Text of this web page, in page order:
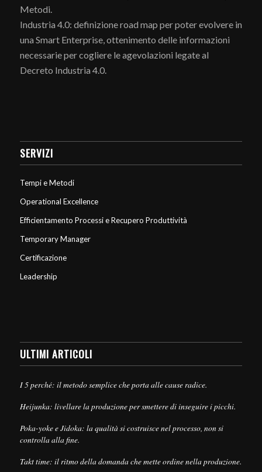
Metodi.
Industria 4.0: definizione road map per poter evolvere in
una Smart Enterprise, ottenimento delle informazioni
necessarie per cogliere le agevolazioni legate al
Decreto Industria 4.0.
SERVIZI
Tempi e Metodi
Operational Excellence
Efficientamento Processi e Recupero Produttività
Temporary Manager
Certificazione
Leadership
ULTIMI ARTICOLI
I 5 perché: il metodo semplice che porta alle cause radice.
Heijunka: livellare la produzione per smettere di inseguire i picchi.
Poka-yoke e Jidoka: la qualità si costruisce nel processo, non si
controlla alla fine.
Takt time: il ritmo della domanda che mette ordine nella produzione.